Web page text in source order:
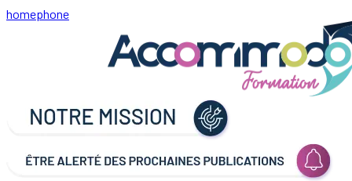
homephone